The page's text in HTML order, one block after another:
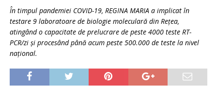
În timpul pandemiei COVID-19, REGINA MARIA a implicat în
testare 9 laboratoare de biologie moleculară din Rețea,
atingând o capacitate de prelucrare de peste 4000 teste RT-
PCR/zi și procesând până acum peste 500.000 de teste la nivel
național.